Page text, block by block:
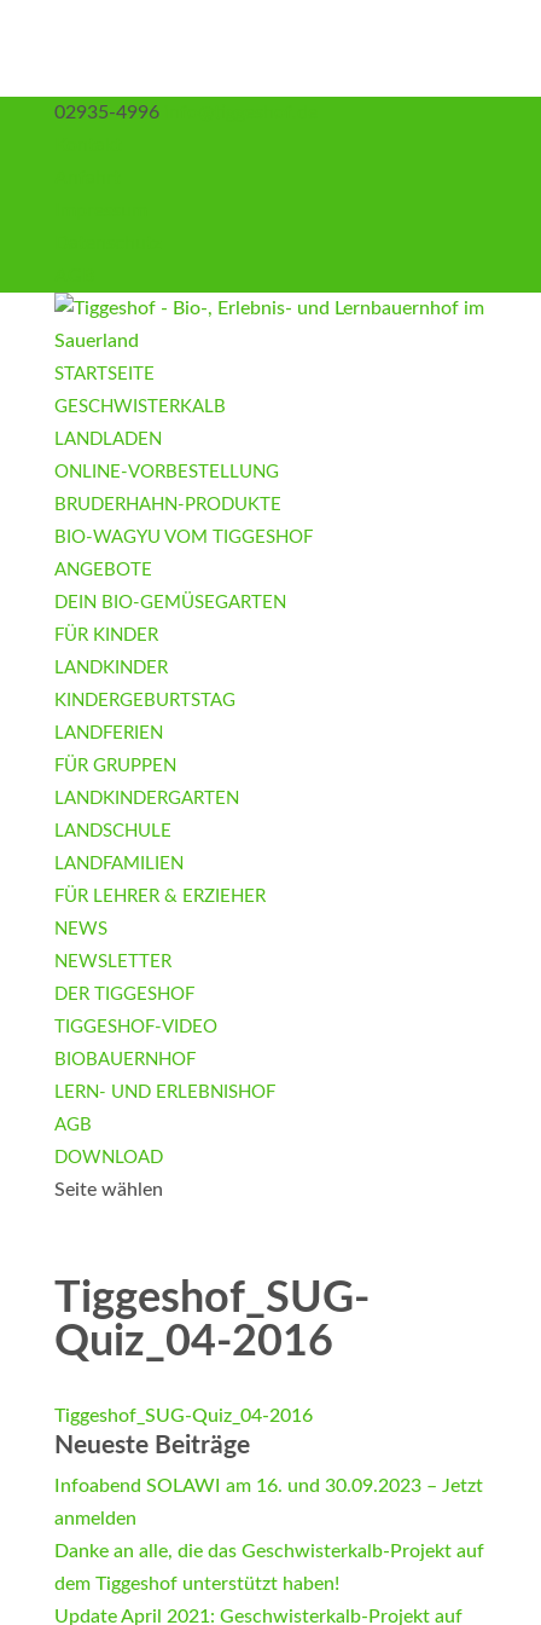
02935-4996
STARTSEITE
GESCHWISTERKALB
LANDLADEN
ONLINE-VORBESTELLUNG
BRUDERHAHN-PRODUKTE
BIO-WAGYU VOM TIGGESHOF
ANGEBOTE
DEIN BIO-GEMÜSEGARTEN
FÜR KINDER
LANDKINDER
KINDERGEBURTSTAG
LANDFERIEN
FÜR GRUPPEN
LANDKINDERGARTEN
LANDSCHULE
LANDFAMILIEN
FÜR LEHRER & ERZIEHER
NEWS
NEWSLETTER
DER TIGGESHOF
TIGGESHOF-VIDEO
BIOBAUERNHOF
LERN- UND ERLEBNISHOF
AGB
DOWNLOAD
Seite wählen
Tiggeshof_SUG-
Quiz_04-2016
Tiggeshof_SUG-Quiz_04-2016
Neueste Beiträge
Infoabend SOLAWI am 16. und 30.09.2023 – Jetzt
anmelden
Danke an alle, die das Geschwisterkalb-Projekt auf
dem Tiggeshof unterstützt haben!
Update April 2021: Geschwisterkalb-Projekt auf